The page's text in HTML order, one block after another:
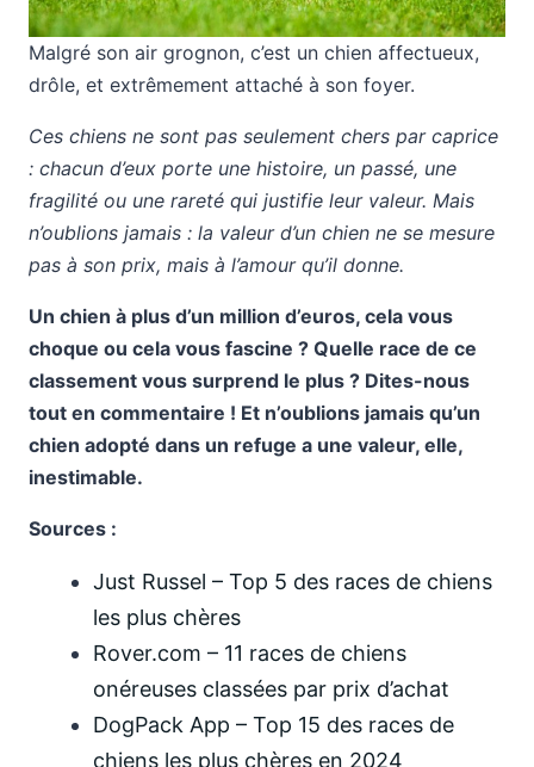
Malgré son air grognon, c’est un chien affectueux,
drôle, et extrêmement attaché à son foyer.
Ces chiens ne sont pas seulement chers par caprice
: chacun d’eux porte une histoire, un passé, une
fragilité ou une rareté qui justifie leur valeur. Mais
n’oublions jamais : la valeur d’un chien ne se mesure
pas à son prix, mais à l’amour qu’il donne.
Un chien à plus d’un million d’euros, cela vous
choque ou cela vous fascine ? Quelle race de ce
classement vous surprend le plus ? Dites-nous
tout en commentaire ! Et n’oublions jamais qu’un
chien adopté dans un refuge a une valeur, elle,
inestimable.
Sources :
Just Russel – Top 5 des races de chiens
les plus chères
Rover.com – 11 races de chiens
onéreuses classées par prix d’achat
DogPack App – Top 15 des races de
chiens les plus chères en 2024